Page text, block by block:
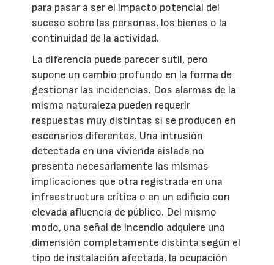
para pasar a ser el impacto potencial del
suceso sobre las personas, los bienes o la
continuidad de la actividad.
La diferencia puede parecer sutil, pero
supone un cambio profundo en la forma de
gestionar las incidencias. Dos alarmas de la
misma naturaleza pueden requerir
respuestas muy distintas si se producen en
escenarios diferentes. Una intrusión
detectada en una vivienda aislada no
presenta necesariamente las mismas
implicaciones que otra registrada en una
infraestructura crítica o en un edificio con
elevada afluencia de público. Del mismo
modo, una señal de incendio adquiere una
dimensión completamente distinta según el
tipo de instalación afectada, la ocupación